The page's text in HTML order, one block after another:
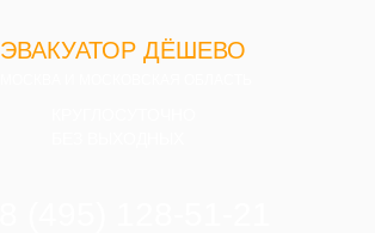
ЭВАКУАТОР ДЁШЕВО